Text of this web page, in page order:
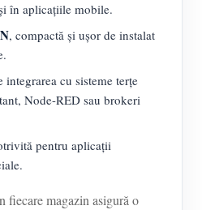
în aplicațiile mobile.
, compactă și ușor de instalat
integrarea cu sisteme terțe
Node-RED sau brokeri
pentru aplicații
magazin asigură o